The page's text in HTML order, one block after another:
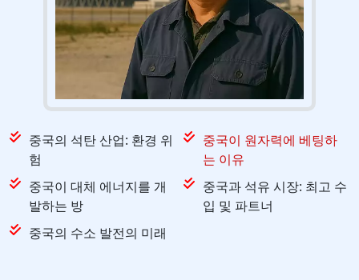
중국의 석탄 산업: 환경 위
험
중국이 원자력에 베팅하
는 이유
중국이 대체 에너지를 개
발하는 방
중국과 석유 시장: 최고 수
입 및 파트너
중국의 수소 발전의 미래